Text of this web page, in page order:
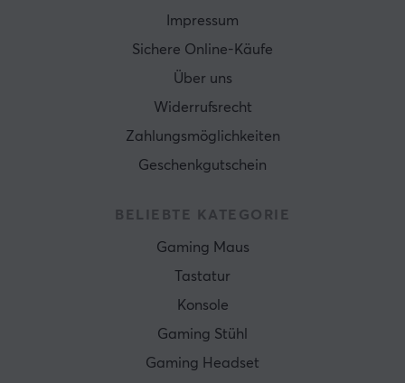
Impressum
Sichere Online-Käufe
Über uns
Widerrufsrecht
Zahlungsmöglichkeiten
Geschenkgutschein
BELIEBTE KATEGORIE
Gaming Maus
Tastatur
Konsole
Gaming Stühl
Gaming Headset